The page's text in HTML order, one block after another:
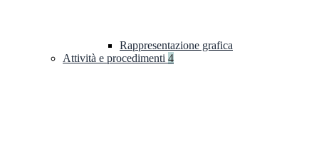
Rappresentazione grafica
Attività e procedimenti 4